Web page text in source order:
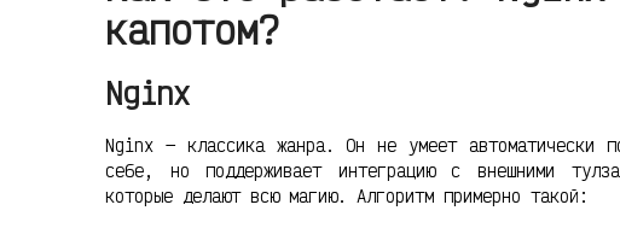
капотом?
Nginx
Nginx — классика жанра. Он не умеет автоматически
себе, но поддерживает интеграцию с внешними
которые делают всю магию. Алгоритм примерно такой: